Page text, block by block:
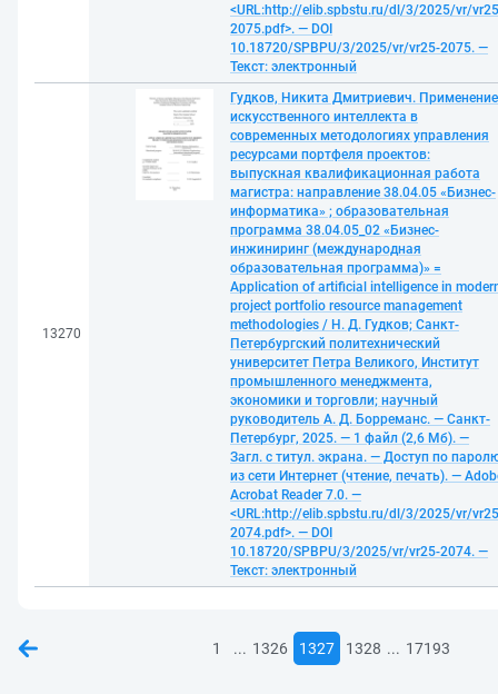
<URL:http://elib.spbstu.ru/dl/3/2025/vr/
2075.pdf>. — DOI
10.18720/SPBPU/3/2025/vr/vr25-2075. —
Текст: электронный
13270
Гудков, Никита Дмитриевич. Применение
искусственного интеллекта в
современных методологиях управления
ресурсами портфеля проектов:
выпускная квалификационная работа
магистра: направление 38.04.05 «Бизнес-
информатика» ; образовательная
программа 38.04.05_02 «Бизнес-
инжиниринг (международная
образовательная программа)» =
Application of artificial intelligence in
project portfolio resource management
methodologies / Н. Д. Гудков; Санкт-
Петербургский политехнический
университет Петра Великого, Институт
промышленного менеджмента,
экономики и торговли; научный
руководитель А. Д. Борреманс. — Санкт-
Петербург, 2025. — 1 файл (2,6 Мб). —
Загл. с титул. экрана. — Доступ по
из сети Интернет (чтение, печать). —
Acrobat Reader 7.0. —
<URL:http://elib.spbstu.ru/dl/3/2025/vr/
2074.pdf>. — DOI
10.18720/SPBPU/3/2025/vr/vr25-2074. —
Текст: электронный
1 ... 1326 1327 1328 ... 17193